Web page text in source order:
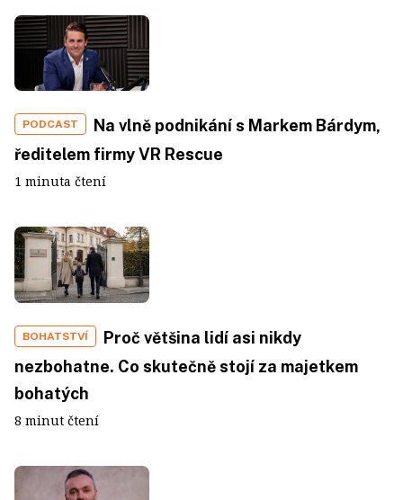
PODCAST
Na vlně podnikání s Markem Bárdym,
ředitelem firmy VR Rescue
1 minuta čtení
BOHATSTVÍ
Proč většina lidí asi nikdy
nezbohatne. Co skutečně stojí za majetkem
bohatých
8 minut čtení